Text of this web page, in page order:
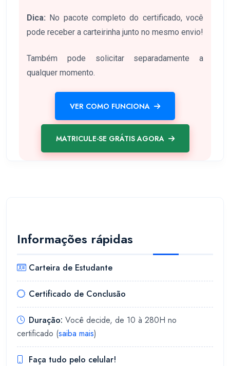
Dica: No pacote completo do certificado, você
pode receber a carteirinha junto no mesmo envio!
Também pode solicitar separadamente a
qualquer momento.
VER COMO FUNCIONA
MATRICULE-SE GRÁTIS AGORA
Informações rápidas
Carteira de Estudante
Certificado de Conclusão
Duração: Você decide, de 10 à 280H no
certificado (saiba mais)
Faça tudo pelo celular!